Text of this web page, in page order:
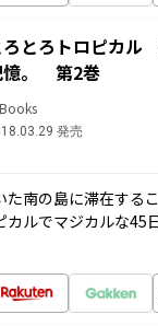
ろとろトロピカル
憶。 第2巻
発売
た南の島に滞在する
カルでマジカルな45